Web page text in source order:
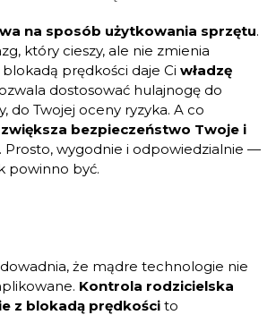
na sposób użytkowania sprzętu.
który cieszy, ale nie zmienia
prędkości daje Ci władzę
dostosować hulajnogę do
do Twojej oceny ryzyka. A co
zwiększa bezpieczeństwo Twoje i
. Prosto, wygodnie i odpowiedzialnie —
powinno być.
że mądre technologie nie
Kontrola rodzicielska
z blokadą prędkości to